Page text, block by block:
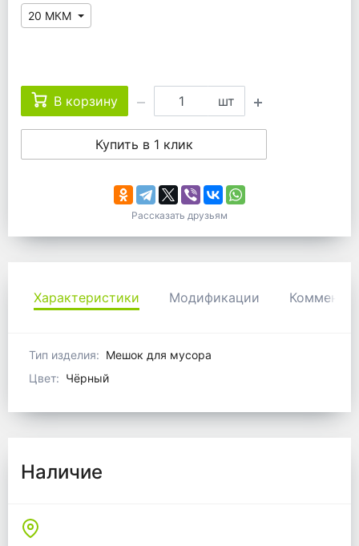
20 МКМ
В корзину шт
Купить в 1 клик
Рассказать друзьям
Характеристики Модификации
Тип изделия: Мешок для мусора
Цвет: Чёрный
Наличие